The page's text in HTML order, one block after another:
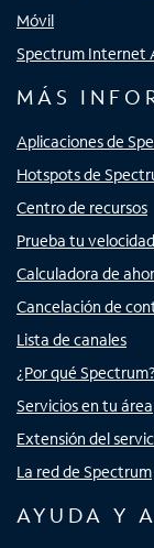
Móvil
Spectrum Internet
MÁS
Aplicaciones de
Hotspots de
Centro de recursos
Prueba tu
Calculadora de
Cancelación de
Lista de canales
¿Por qué Spectrum?
Servicios en tu área
Extensión del
La red de Spectrum
AYUDA Y